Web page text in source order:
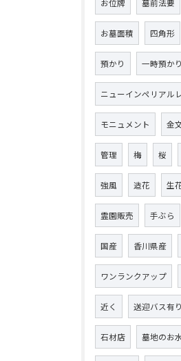
お位牌 墓前法要
お墓面積 四角形
預かり 一時預かり
ニューインペリアル
モニュメント 金
管理 梅 桜
強風 造花 生
霊園販売 手ぶら
国産 香川県産
ワンランクアップ
近く 送迎バス有り
石材店 墓地のお